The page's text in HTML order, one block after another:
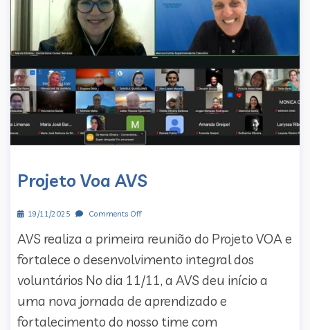
Projeto Voa AVS
19/11/2025 Comments Off
AVS realiza a primeira reunião do Projeto VOA e
fortalece o desenvolvimento integral dos
voluntários No dia 11/11, a AVS deu início a
uma nova jornada de aprendizado e
fortalecimento do nosso time com